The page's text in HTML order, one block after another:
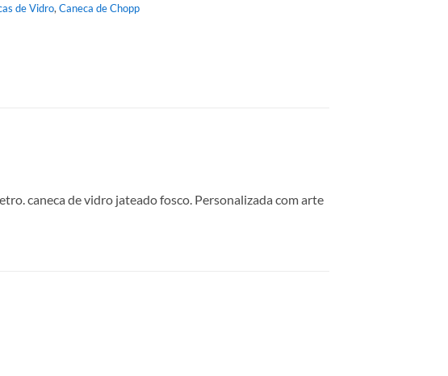
de Vidro, Caneca de Chopp
caneca de vidro jateado fosco. Personalizada com arte